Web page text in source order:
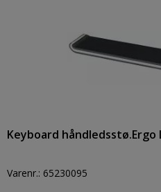
Keyboard håndledsstø.Ergo
Varenr.: 65230095